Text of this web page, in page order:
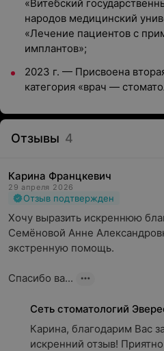
«Витебский
народов медицинский
«Лечение пациентов с
имплантов»;
2023 г. — Присвоена
категория «врач —
Отзывы 4
Карина Францкевич
29 апреля 2026
Отзыв подтвержден
Хочу выразить искреннюю
Семёновой Анне
экстренную помощь.
Спасибо ва...
Сеть стоматологий
Карина, благодарим Вас
искренний отзыв!